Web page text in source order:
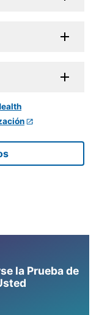
la Prueba de